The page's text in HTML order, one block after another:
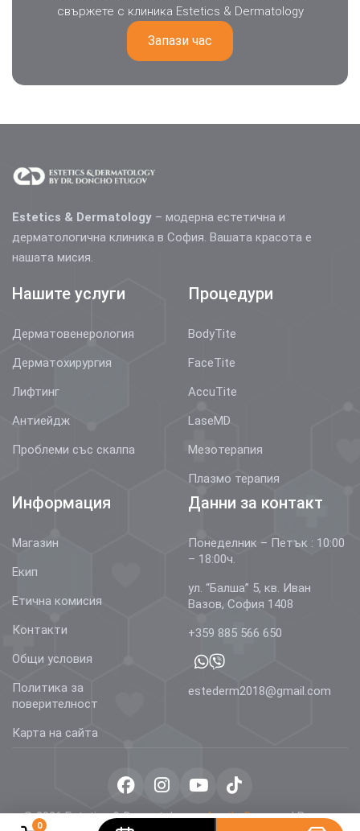
0
свържете с клиника Estetics & Dermatology
Запази час
Estetics & Dermatology – модерна естетична и
дерматологична клиника в София. Вашата красота е
нашата мисия.
Нашите услуги
Дерматовенерология
Дерматохирургия
Лифтинг
Антиейдж
Проблеми със скалпа
Процедури
BodyTite
FaceTite
AccuTite
LaseMD
Мезотерапия
Плазмо терапия
Информация
Магазин
Екип
Етична комисия
Контакти
Общи условия
Политика за
поверителност
Карта на сайта
Данни за контакт
Понеделник – Петък : 10:00
– 18:00ч.
ул. “Балша” 5, кв. Иван
Вазов, София 1408
+359 885 566 650
estederm2018@gmail.com
© 2026 Estetics & Dermatology –AestheDerm.eu| Всички